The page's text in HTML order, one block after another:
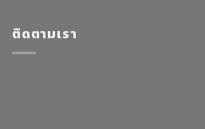
ติดตามเรา